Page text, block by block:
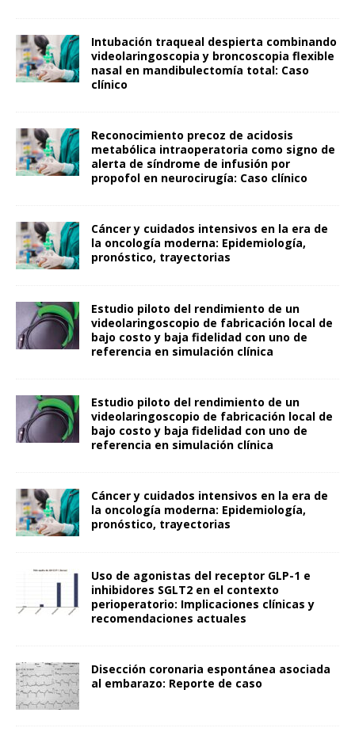
Intubación traqueal despierta combinando
videolaringoscopia y broncoscopia flexible
nasal en mandibulectomía total: Caso
clínico
Reconocimiento precoz de acidosis
metabólica intraoperatoria como signo de
alerta de síndrome de infusión por
propofol en neurocirugía: Caso clínico
Cáncer y cuidados intensivos en la era de
la oncología moderna: Epidemiología,
pronóstico, trayectorias
Estudio piloto del rendimiento de un
videolaringoscopio de fabricación local de
bajo costo y baja fidelidad con uno de
referencia en simulación clínica
Estudio piloto del rendimiento de un
videolaringoscopio de fabricación local de
bajo costo y baja fidelidad con uno de
referencia en simulación clínica
Cáncer y cuidados intensivos en la era de
la oncología moderna: Epidemiología,
pronóstico, trayectorias
Uso de agonistas del receptor GLP-1 e
inhibidores SGLT2 en el contexto
perioperatorio: Implicaciones clínicas y
recomendaciones actuales
Disección coronaria espontánea asociada
al embarazo: Reporte de caso